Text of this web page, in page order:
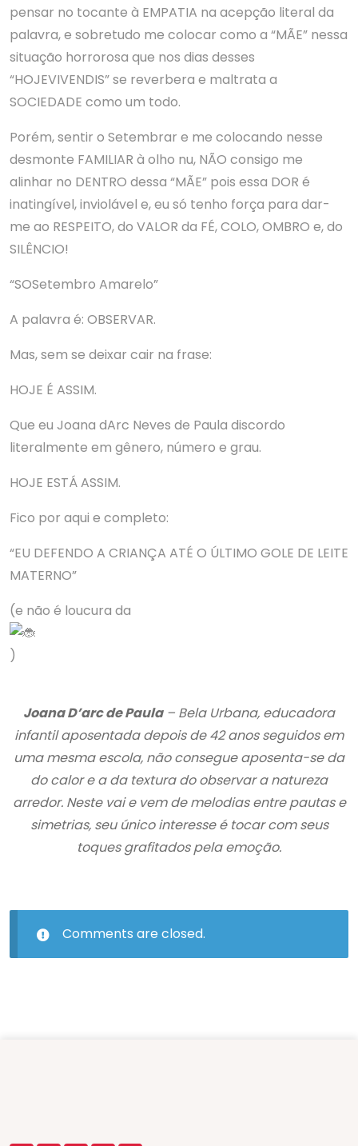
pensar no tocante à EMPATIA na acepção literal da
palavra, e sobretudo me colocar como a “MÃE” nessa
situação horrorosa que nos dias desses
“HOJEVIVENDIS” se reverbera e maltrata a
SOCIEDADE como um todo.
Porém, sentir o Setembrar e me colocando nesse
desmonte FAMILIAR à olho nu, NÃO consigo me
alinhar no DENTRO dessa “MÃE” pois essa DOR é
inatingível, inviolável e, eu só tenho força para dar-
me ao RESPEITO, do VALOR da FÉ, COLO, OMBRO e, do
SILÊNCIO!
“SOSetembro Amarelo”
A palavra é: OBSERVAR.
Mas, sem se deixar cair na frase:
HOJE É ASSIM.
Que eu Joana dArc Neves de Paula discordo
literalmente em gênero, número e grau.
HOJE ESTÁ ASSIM.
Fico por aqui e completo:
“EU DEFENDO A CRIANÇA ATÉ O ÚLTIMO GOLE DE LEITE
MATERNO”
(e não é loucura da
)
Joana D’arc de Paula– Bela Urbana, educadora
infantil aposentada depois de 42 anos seguidos em
uma mesma escola, não consegue aposenta-se da
do calor e a da textura do observar a natureza
arredor. Neste vai e vem de melodias entre pautas e
simetrias, seu único interesse é tocar com seus
toques grafitados pela emoção.
Comments are closed.